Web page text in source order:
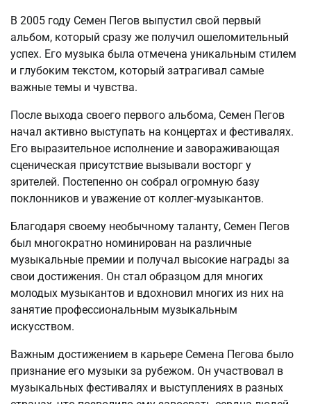
В 2005 году Семен Пегов выпустил свой первый
альбом, который сразу же получил ошеломительный
успех. Его музыка была отмечена уникальным стилем
и глубоким текстом, который затрагивал самые
важные темы и чувства.
После выхода своего первого альбома, Семен Пегов
начал активно выступать на концертах и фестивалях.
Его выразительное исполнение и завораживающая
сценическая присутствие вызывали восторг у
зрителей. Постепенно он собрал огромную базу
поклонников и уважение от коллег-музыкантов.
Благодаря своему необычному таланту, Семен Пегов
был многократно номинирован на различные
музыкальные премии и получал высокие награды за
свои достижения. Он стал образцом для многих
молодых музыкантов и вдохновил многих из них на
занятие профессиональным музыкальным
искусством.
Важным достижением в карьере Семена Пегова было
признание его музыки за рубежом. Он участвовал в
музыкальных фестивалях и выступлениях в разных